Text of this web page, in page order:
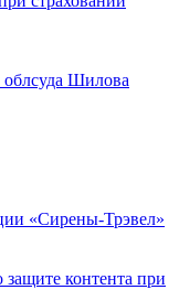
облсуда Шилова
«Сирены-Трэвел»
защите контента при